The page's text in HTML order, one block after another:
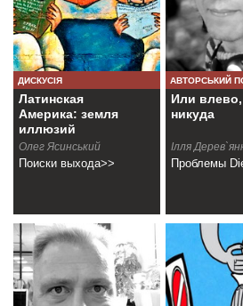
ДИСКУСІЯ
Латинская
Америка: земля
иллюзий
Олег Ясинський
Поиски выхода>>
АВТОРСЬКИЙ
Или
никуда
Ілля
Проблемы